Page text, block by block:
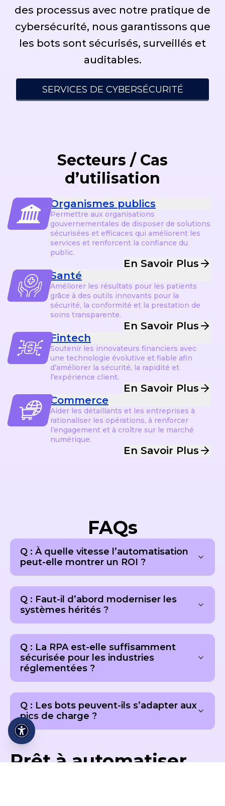
des processus avec notre pratique de
cybersécurité, nous garantissons que
les bots sont sécurisés, surveillés et
auditables.
SERVICES DE CYBERSÉCURITÉ
Secteurs / Cas
d’utilisation
Organismes publics
Permettre aux organisations
gouvernementales de disposer de solutions
sécurisées et efficaces qui améliorent les
services et renforcent la confiance du
public.
En Savoir Plus
Santé
Améliorer les résultats pour les patients
grâce à des outils innovants pour la
sécurité, la conformité et la prestation de
soins transparente.
En Savoir Plus
Fintech
Soutenir les innovateurs financiers avec
une technologie évolutive et fiable afin
d’améliorer la sécurité, la rapidité et
l’expérience client.
En Savoir Plus
Commerce
Aider les détaillants et les entreprises à
rationaliser les opérations, à renforcer
l’engagement et à croître sur le marché
numérique.
En Savoir Plus
FAQs
Q : À quelle vitesse l’automatisation
peut-elle montrer un ROI ?
Q : Faut-il d’abord moderniser les
systèmes hérités ?
Q : La RPA est-elle suffisamment
sécurisée pour les industries
réglementées ?
Q : Les bots peuvent-ils s’adapter aux
pics de charge ?
Prêt à automatiser